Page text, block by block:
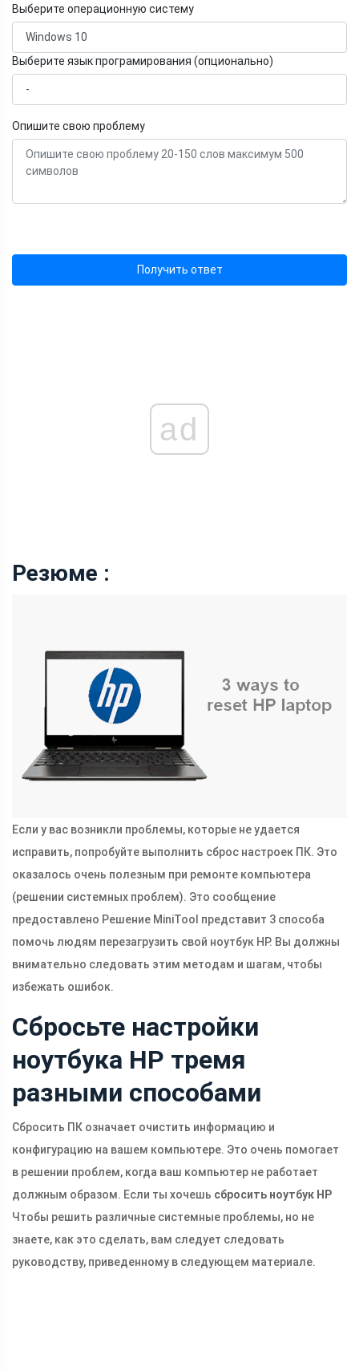
Выберите операционную систему
Выберите язык програмирования (опционально)
Опишите свою проблему
Получить ответ
ad
Резюме :
Если у вас возникли проблемы, которые не удается
исправить, попробуйте выполнить сброс настроек ПК. Это
оказалось очень полезным при ремонте компьютера
(решении системных проблем). Это сообщение
предоставлено Решение MiniTool представит 3 способа
помочь людям перезагрузить свой ноутбук HP. Вы должны
внимательно следовать этим методам и шагам, чтобы
избежать ошибок.
Сбросьте настройки
ноутбука HP тремя
разными способами
Сбросить ПК означает очистить информацию и
конфигурацию на вашем компьютере. Это очень помогает
в решении проблем, когда ваш компьютер не работает
должным образом. Если ты хочешь сбросить ноутбук HP
Чтобы решить различные системные проблемы, но не
знаете, как это сделать, вам следует следовать
руководству, приведенному в следующем материале.